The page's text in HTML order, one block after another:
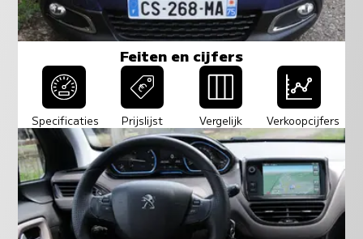
Feiten en cijfers
Specificaties Prijslijst Vergelijk Verkoopcijfers